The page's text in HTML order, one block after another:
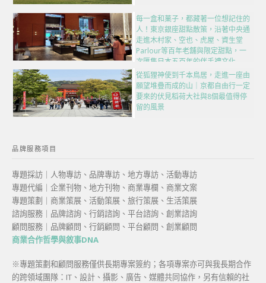
每一盒和菓子，都藏著一位想記住的
人！東京銀座甜點散策，沿著中央通
走進木村家、空也、虎屋、資生堂
Parlour等百年老舖與限定甜點，一
次匯集日本五百年的伴手禮文化
從狐狸神使到千本鳥居，走進一座由
願望堆疊而成的山｜京都自由行一定
要來的伏見稻荷大社與8個最值得停
留的風景
品牌服務項目
專題採訪｜人物專訪、品牌專訪、地方專訪、活動專訪
專題代編｜企業刊物、地方刊物、商業專欄、商業文案
專題策劃｜商業策展、活動策展、旅行策展、生活策展
諮詢服務｜品牌諮詢、行銷諮詢、平台諮詢、創業諮詢
顧問服務｜品牌顧問、行銷顧問、平台顧問、創業顧問
商業合作哲學與敘事DNA
※專題策劃和顧問服務僅供長期專案簽約；各項專案亦可與我長期合作
的跨領域團隊：IT、設計、攝影、廣告、媒體共同協作，另有信賴的社